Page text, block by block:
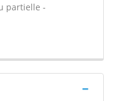
partielle -